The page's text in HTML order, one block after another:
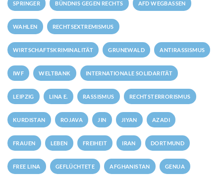
SPRINGER BÜNDNIS GEGEN RECHTS AFD WEGBASSEN
WAHLEN RECHTSEXTREMISMUS
WIRTSCHAFTSKRIMINALITÄT GRUNEWALD ANTIRASSISMUS
IWF WELTBANK INTERNATIONALE SOLIDARITÄT
LEIPZIG LINA E. RASSISMUS RECHTSTERRORISMUS
KURDISTAN ROJAVA JIN JIYAN AZADI
FRAUEN LEBEN FREIHEIT IRAN DORTMUND
FREE LINA GEFLÜCHTETE AFGHANISTAN GENUA